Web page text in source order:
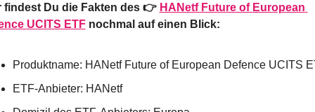
findest Du die Fakten des 👉 HANetf Future of European
UCITS ETF nochmal auf einen Blick:
Produktname: HANetf Future of European Defence UCITS
ETF-Anbieter: HANetf